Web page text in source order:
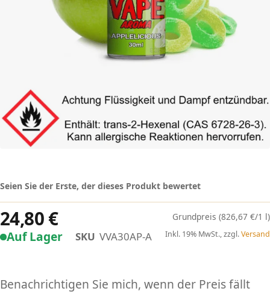
Auf Lager SKU VVA30AP-A
Seien Sie der Erste, der dieses Produkt bewertet
24,80 € (826,67 €/1 l)
Inkl. 19% MwSt., zzgl.Versand
Benachrichtigen Sie mich, wenn der Preis fällt